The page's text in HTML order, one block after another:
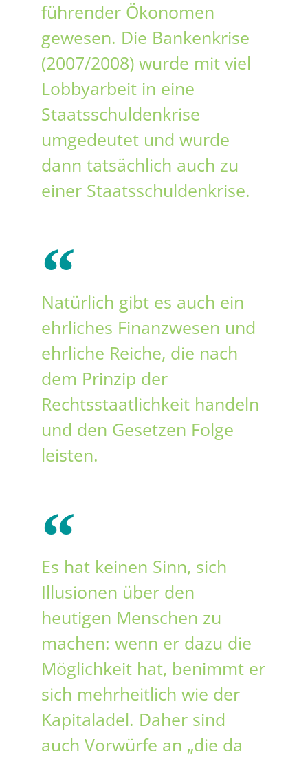
führender Ökonomen
gewesen. Die Bankenkrise
(2007/2008) wurde mit viel
Lobbyarbeit in eine
Staatsschuldenkrise
umgedeutet und wurde
dann tatsächlich auch zu
einer Staatsschuldenkrise.
Natürlich gibt es auch ein
ehrliches Finanzwesen und
ehrliche Reiche, die nach
dem Prinzip der
Rechtsstaatlichkeit handeln
und den Gesetzen Folge
leisten.
Es hat keinen Sinn, sich
Illusionen über den
heutigen Menschen zu
machen: wenn er dazu die
Möglichkeit hat, benimmt er
sich mehrheitlich wie der
Kapitaladel. Daher sind
auch Vorwürfe an „die da